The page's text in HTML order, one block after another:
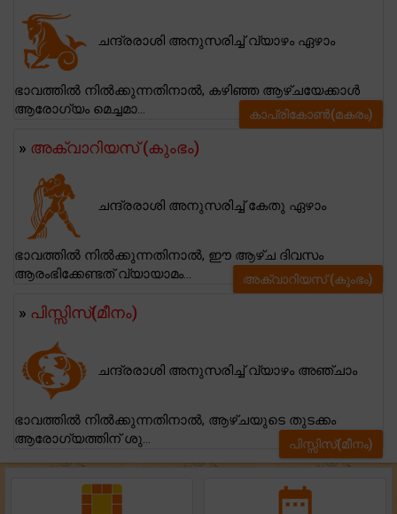
ചന്ദ്രരാശി അനുസരിച്ച് വ്യാഴം ഏഴാം
ഭാവത്തിൽ നിൽക്കുന്നതിനാൽ, കഴിഞ്ഞ ആഴ്ചയേക്കാൾ
ആരോഗ്യം മെച്ചമാ...
കാപ്രികോണ്‍(മകരം)
» അക്വാറിയസ് (കുംഭം)
ചന്ദ്രരാശി അനുസരിച്ച് കേതു ഏഴാം
ഭാവത്തിൽ നിൽക്കുന്നതിനാൽ, ഈ ആഴ്ച ദിവസം
ആരംഭിക്കേണ്ടത് വ്യായാമം...
അക്വാറിയസ് (കുംഭം)
» പിസ്സിസ്(മീനം)
ചന്ദ്രരാശി അനുസരിച്ച് വ്യാഴം അഞ്ചാം
ഭാവത്തിൽ നിൽക്കുന്നതിനാൽ, ആഴ്ചയുടെ തുടക്കം
ആരോഗ്യത്തിന് ശു...
പിസ്സിസ്(മീനം)